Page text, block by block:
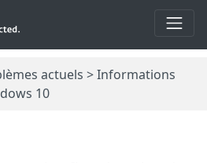
actuels > Informations
10